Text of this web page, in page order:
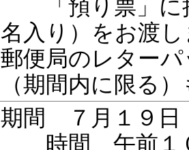
「預り票」に
名入り）をお渡
郵便局のレター
（期間内に限る
期間 ７月１９日
時間 午前１